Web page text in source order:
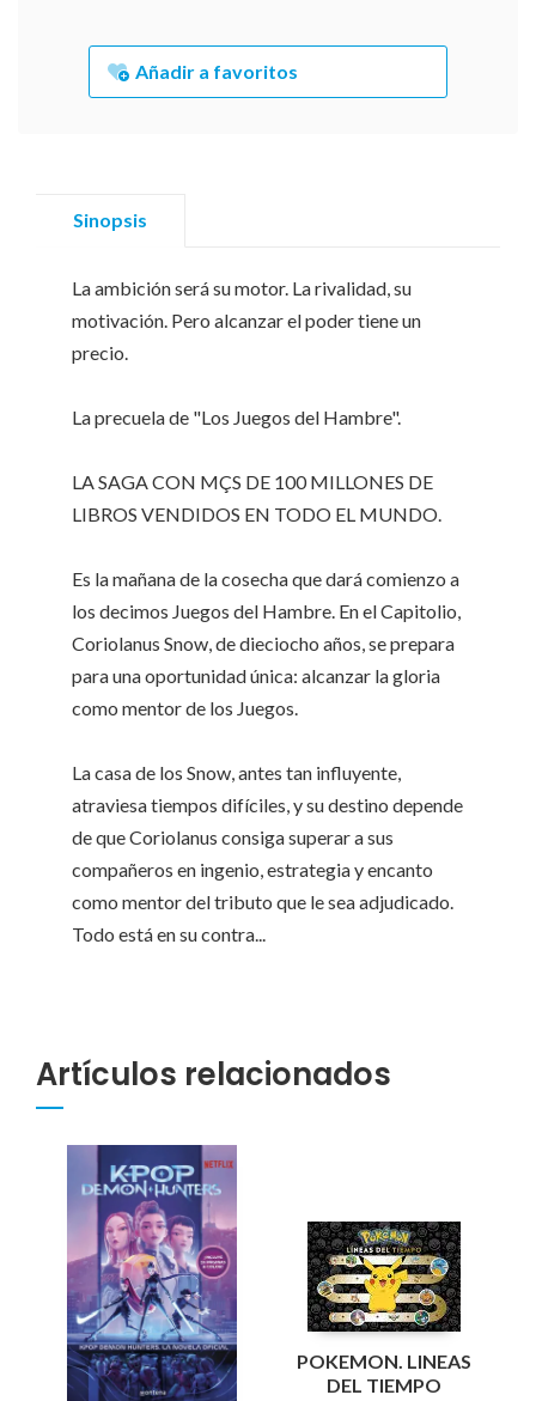
Añadir a favoritos
Sinopsis
La ambición será su motor. La rivalidad, su
motivación. Pero alcanzar el poder tiene un
precio.
La precuela de "Los Juegos del Hambre".
LA SAGA CON MÇS DE 100 MILLONES DE
LIBROS VENDIDOS EN TODO EL MUNDO.
Es la mañana de la cosecha que dará comienzo a
los decimos Juegos del Hambre. En el Capitolio,
Coriolanus Snow, de dieciocho años, se prepara
para una oportunidad única: alcanzar la gloria
como mentor de los Juegos.
La casa de los Snow, antes tan influyente,
atraviesa tiempos difíciles, y su destino depende
de que Coriolanus consiga superar a sus
compañeros en ingenio, estrategia y encanto
como mentor del tributo que le sea adjudicado.
Todo está en su contra...
Artículos relacionados
POKEMON. LINEAS
DEL TIEMPO